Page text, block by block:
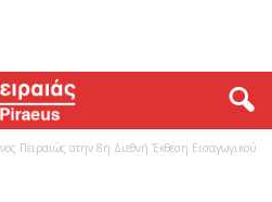
Πειραιώς στην 8η Διεθνή Έκθεση Εισαγωγικού